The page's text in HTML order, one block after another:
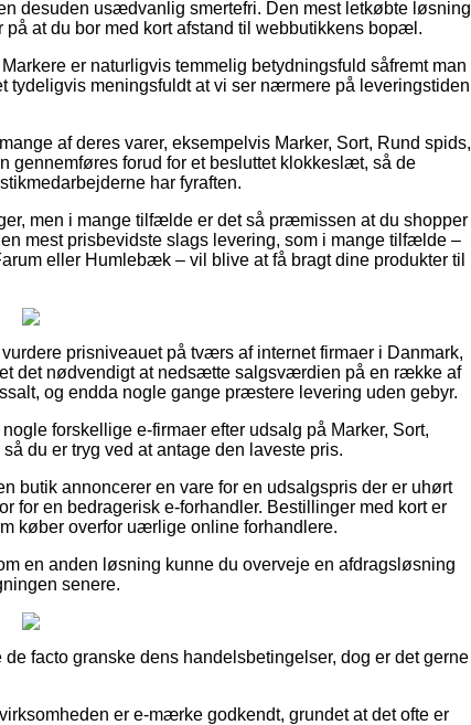
desuden usædvanlig smertefri. Den mest letkøbte løsning
at du bor med kort afstand til webbutikkens bopæl.
er naturligvis temmelig betydningsfuld såfremt man
tydeligvis meningsfuldt at vi ser nærmere på leveringstiden
af deres varer, eksempelvis Marker, Sort, Rund spids,
gennemføres forud for et besluttet klokkeslæt, så de
har fyraften.
men i mange tilfælde er det så præmissen at du shopper
mest prisbevidste slags levering, som i mange tilfælde –
eller Humlebæk – vil blive at få bragt dine produkter til
prisniveauet på tværs af internet firmaer i Danmark,
det nødvendigt at nedsætte salgsværdien på en række af
og endda nogle gange præstere levering uden gebyr.
forskellige e-firmaer efter udsalg på Marker, Sort,
du er tryg ved at antage den laveste pris.
butik annoncerer en vare for en udsalgspris der er uhørt
en bedragerisk e-forhandler. Bestillinger med kort er
køber overfor uærlige online forhandlere.
en anden løsning kunne du overveje en afdragsløsning
senere.
facto granske dens handelsbetingelser, dog er det gerne
er e-mærke godkendt, grundet at det ofte er